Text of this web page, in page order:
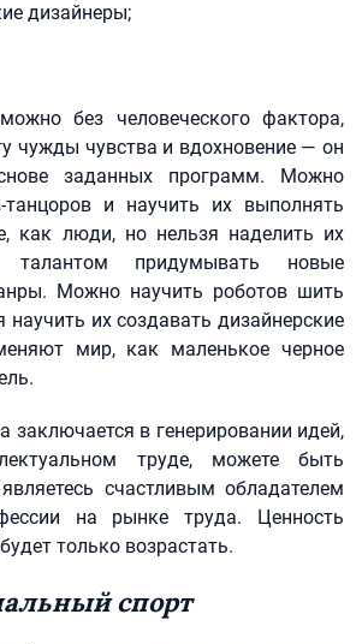
дизайнеры;
без человеческого фактора,
чужды чувства и вдохновение — он
заданных программ. Можно
танцоров и научить их выполнять
как люди, но нельзя наделить их
талантом придумывать новые
Можно научить роботов шить
научить их создавать дизайнерские
мир, как маленькое черное
заключается в генерировании идей,
труде, можете быть
счастливым обладателем
на рынке труда. Ценность
только возрастать.
спорт